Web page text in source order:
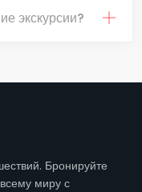
экскурсии?
Бронируйте
миру с